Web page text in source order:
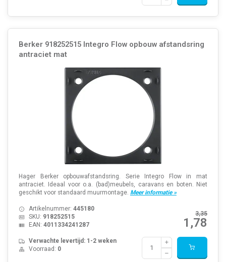
Berker 918252515 Integro Flow opbouw afstandsring
antraciet mat
Hager Berker opbouwafstandsring. Serie Integro Flow in mat
antraciet. Ideaal voor o.a. (bad)meubels, caravans en boten. Niet
geschikt voor standaard muurmontage. Meer informatie »
3,35
1,78
Artikelnummer: 445180
SKU: 918252515
EAN: 4011334241287
Verwachte levertijd: 1-2 weken
Voorraad: 0